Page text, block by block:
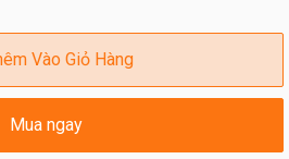
Vào Giỏ Hàng
Mua ngay